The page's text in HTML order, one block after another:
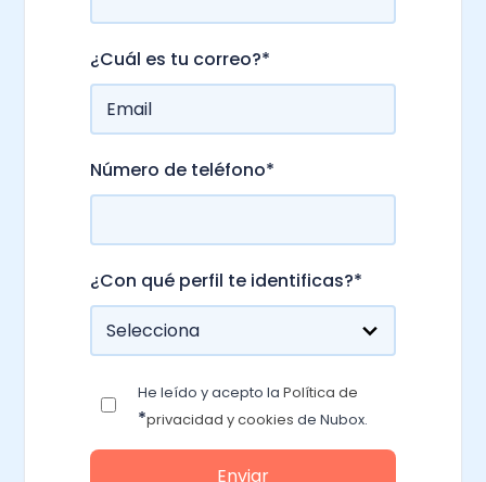
¿Cuál es tu correo?*
Número de teléfono*
¿Con qué perfil te identificas?*
He leído y acepto laPolítica de
privacidad y cookies de Nubox.
*